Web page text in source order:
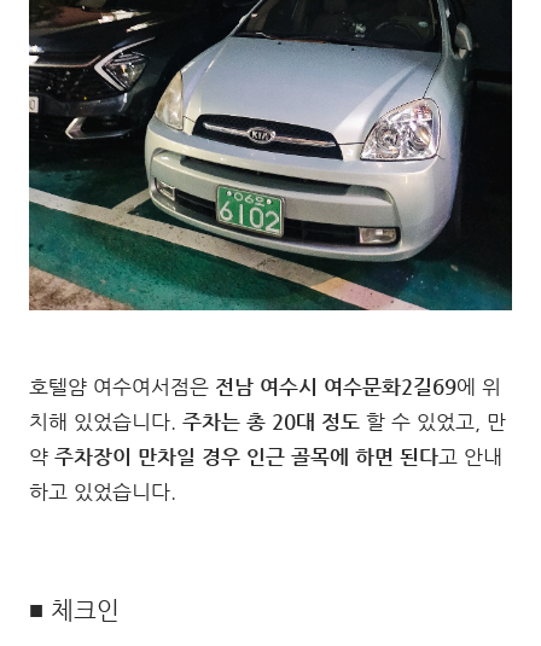
호텔얌 여수여서점은 전남 여수시 여수문화2길69에 위
치해 있었습니다. 주차는 총 20대 정도 할 수 있었고, 만
약 주차장이 만차일 경우 인근 골목에 하면 된다고 안내
하고 있었습니다.
■ 체크인